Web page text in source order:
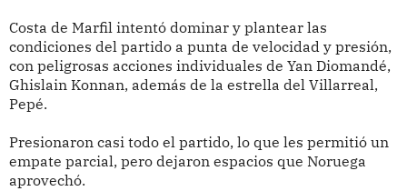
Costa de Marfil intentó dominar y plantear las
condiciones del partido a punta de velocidad y presión,
con peligrosas acciones individuales de Yan Diomandé,
Ghislain Konnan, además de la estrella del Villarreal,
Pepé.
Presionaron casi todo el partido, lo que les permitió un
empate parcial, pero dejaron espacios que Noruega
aprovechó.